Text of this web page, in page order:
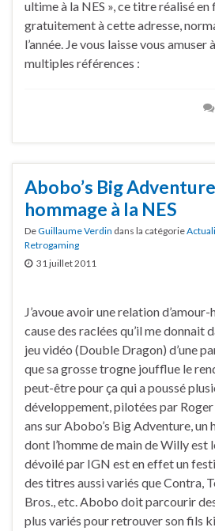
ultime à la NES », ce titre réalisé
gratuitement à cette adresse,
l’année. Je vous laisse vous amuser
multiples références :
Abobo’s Big
hommage à la NES
DeGuillaume Verdin dans la catégorie
Retrogaming
31 juillet 2011
J’avoue avoir une relation
cause des raclées qu’il me donnait
jeu vidéo (Double Dragon) d’une
que sa grosse trogne joufflue le
peut-être pour ça qui a poussé
développement, pilotées par
ans sur Abobo’s Big Adventure, un
dont l’homme de main de Willy est
dévoilé par IGN est en effet un
des titres aussi variés que Contra,
Bros., etc. Abobo doit parcourir
plus variés pour retrouver son fils